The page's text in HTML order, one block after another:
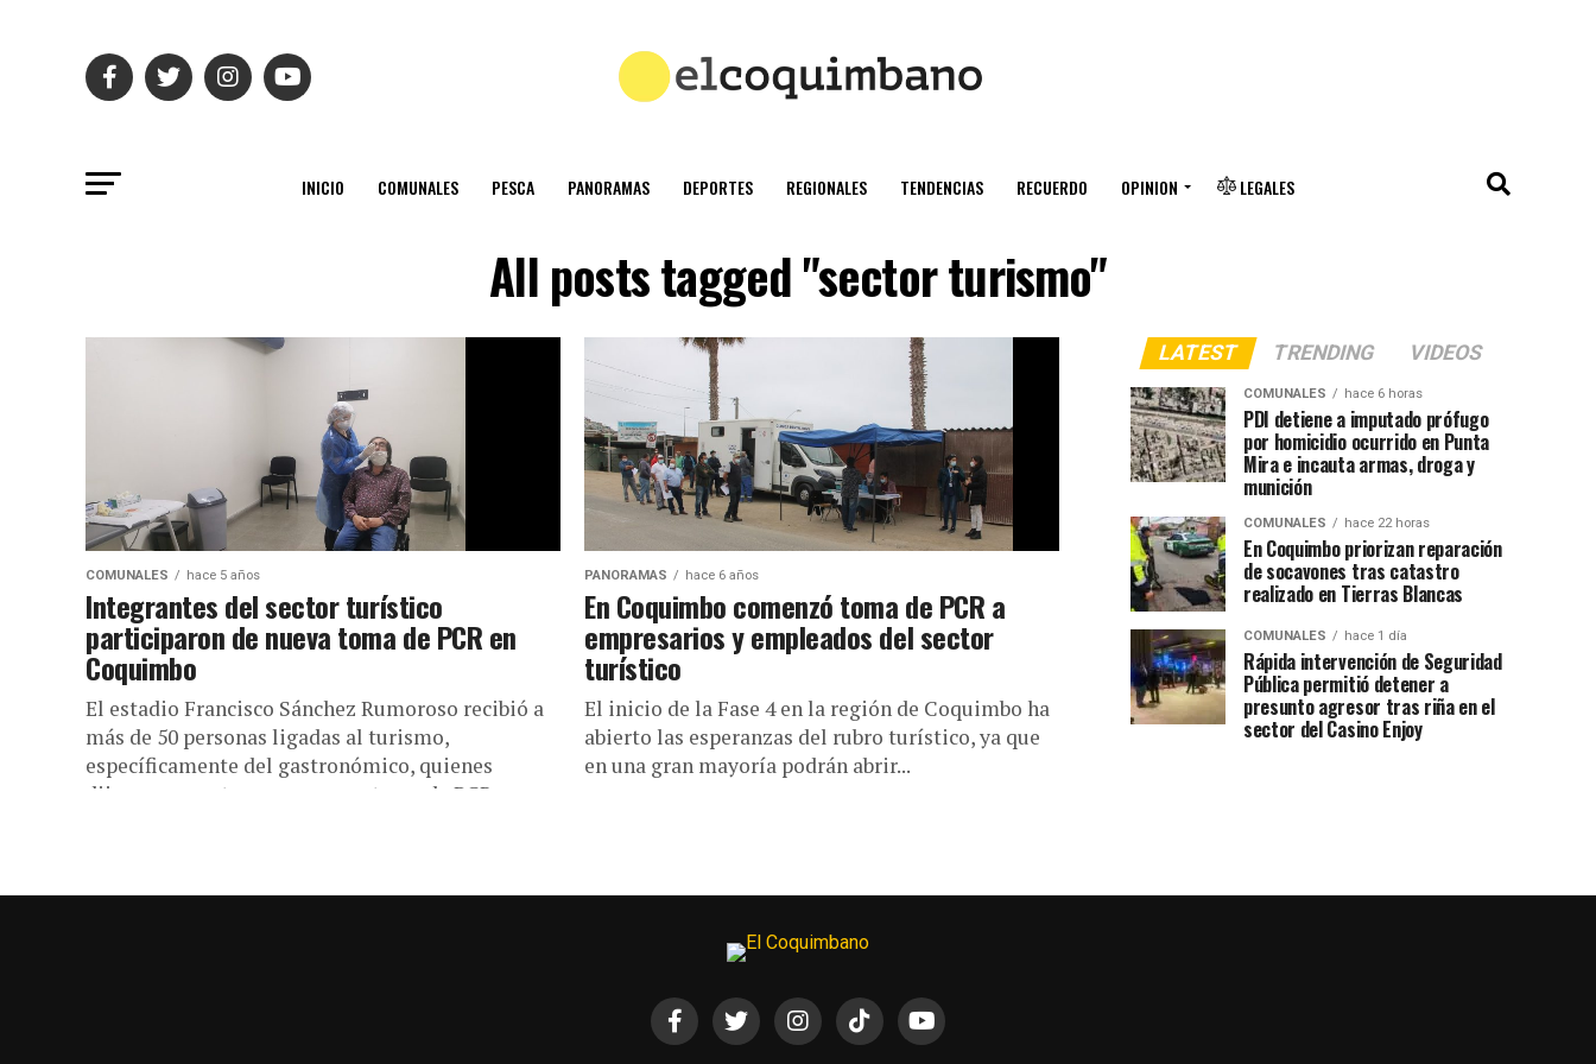
INICIO COMUNALES PESCA PANORAMAS DEPORTES REGIONALES TENDENCIAS RECUERDO OPINION LEGALES
All posts tagged "sector turismo"
COMUNALES hace 5 años
Integrantes del sector turístico
participaron de nueva toma de PCR en
Coquimbo
El estadio Francisco Sánchez Rumoroso recibió a
más de 50 personas ligadas al turismo,
específicamente del gastronómico, quienes
dijeron presente en una nueva toma de PCR...
PANORAMAS hace 6 años
En Coquimbo comenzó toma de PCR a
empresarios y empleados del sector
turístico
El inicio de la Fase 4 en la región de Coquimbo ha
abierto las esperanzas del rubro turístico, ya que
en una gran mayoría podrán abrir...
LATEST TRENDING VIDEOS
COMUNALES hace 6 horas
PDI detiene a imputado prófugo
por homicidio ocurrido en Punta
Mira e incauta armas, droga y
munición
COMUNALES hace 22 horas
En Coquimbo priorizan reparación
de socavones tras catastro
realizado en Tierras Blancas
COMUNALES hace 1 día
Rápida intervención de Seguridad
Pública permitió detener a
presunto agresor tras riña en el
sector del Casino Enjoy